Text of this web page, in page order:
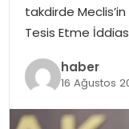
takdirde
Tesis Etme
haber
16 Ağustos